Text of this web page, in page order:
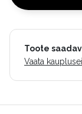
Toote
Vaata